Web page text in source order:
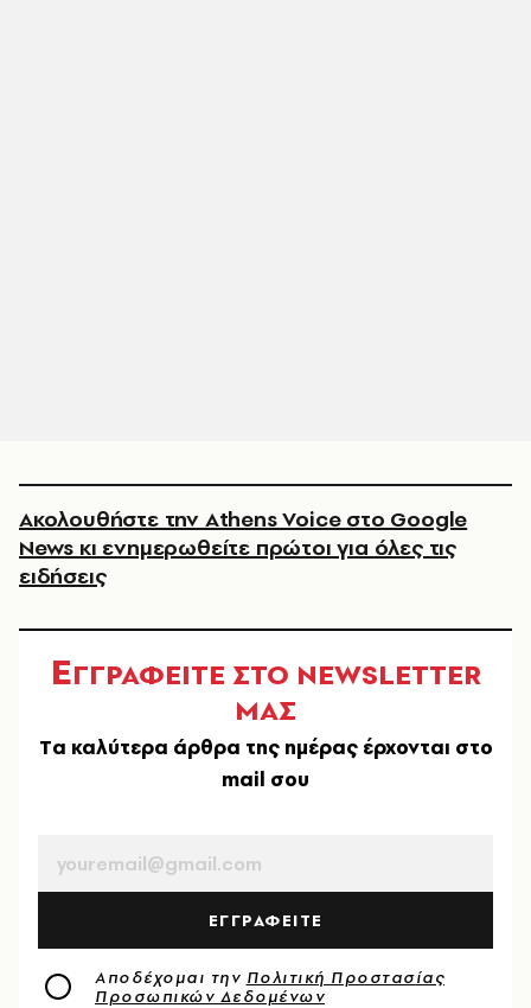
Ακολουθήστε την Athens Voice στο Google
News κι ενημερωθείτε πρώτοι για όλες τις
ειδήσεις
ΕΓΓΡΑΦΕΙΤΕ ΣΤΟ NEWSLETTER
ΜΑΣ
Tα καλύτερα άρθρα της ημέρας έρχονται στο
mail σου
ΕΓΓΡΑΦΕΙΤΕ
Αποδέχομαι την Πολιτική Προστασίας
Προσωπικών Δεδομένων